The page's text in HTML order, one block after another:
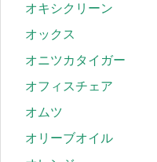
オキシクリーン
オックス
オニツカタイガー
オフィスチェア
オムツ
オリーブオイル